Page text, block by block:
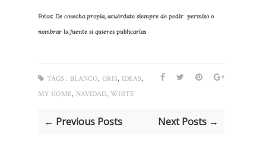
Fotos: De cosecha propia, acuérdate siempre de pedir permiso o
nombrar la fuente si quieres publicarlas
TAGS : BLANCO, GRIS, IDEAS,
MY HOME, NAVIDAD, WHITE
← Previous Posts Next Posts →